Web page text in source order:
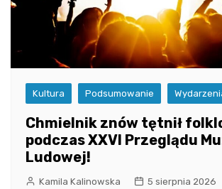
Kultura Podsumowanie
Chmielnik znów tętnił
podczas XXVI Przeglądu
Ludowej!
Kamila Kalinowska 5 sierpnia 2026